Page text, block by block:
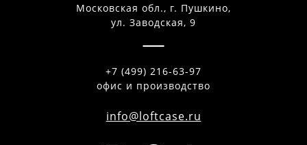
Московская обл., г. Пушкино,
ул. Заводская, 9
+7 (499) 216-63-97
офис и производство
info@loftcase.ru